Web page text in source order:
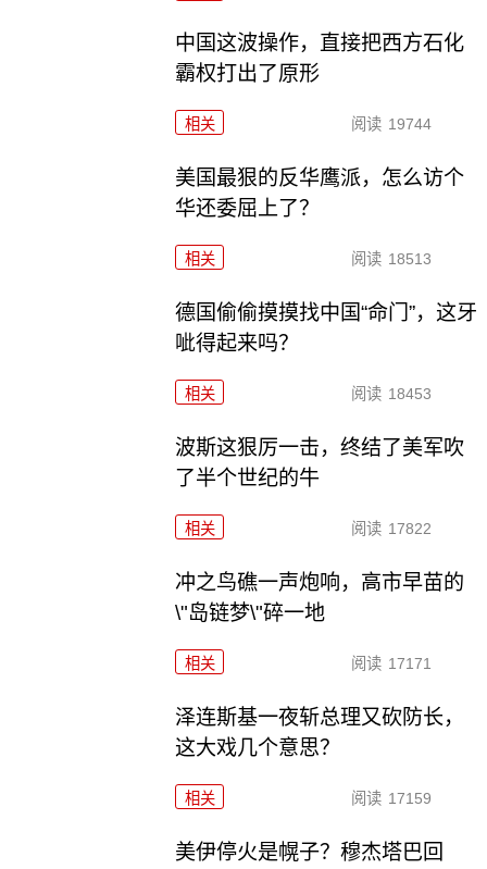
中国这波操作，直接把西方石化
霸权打出了原形
相关 阅读 19744
美国最狠的反华鹰派，怎么访个
华还委屈上了？
相关 阅读 18513
德国偷偷摸摸找中国“命门”，这牙
呲得起来吗？
相关 阅读 18453
波斯这狠厉一击，终结了美军吹
了半个世纪的牛
相关 阅读 17822
冲之鸟礁一声炮响，高市早苗的
\"岛链梦\"碎一地
相关 阅读 17171
泽连斯基一夜斩总理又砍防长，
这大戏几个意思？
相关 阅读 17159
美伊停火是幌子？穆杰塔巴回